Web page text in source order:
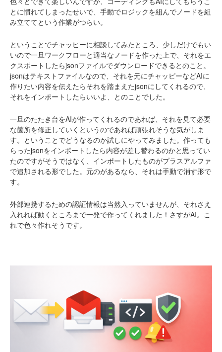
とに慣れてしまったせいで、手動でロジックを組んでノードを組
み立ててという作業がつらい。
ということでチャッピーに相談してみたところ、少しだけでもい
いので一旦ワークフローと適当なノードを作った上で、それをエ
クスポートしたらjsonファイルでダウンロードできるとのこと。
jsonはテキストファイルなので、それを元にチャッピーなどAIに
作りたい内容を伝えたらそれを踏まえたjsonにしてくれるので、
それをインポートしたらいいよ、とのことでした。
一旦のたたき台をAIが作ってくれるのであれば、それを見て必要
な箇所を修正していくというのであれば頑張れそうな気がしま
す。ということでどうなるのか試しにやってみました。作っても
らったjsonをインポートしたら内容が差し替わるのかと思ってい
たのですがそうではなく、インポートしたものがプラスアルファ
で追加される形でした。元のがあるなら、それは手動で消す形で
す。
外部連携するための認証情報は当然入っていませんが、それさえ
入れれば動くところまで一発で作ってくれました！さすがAI。こ
れで色々作れそうです。